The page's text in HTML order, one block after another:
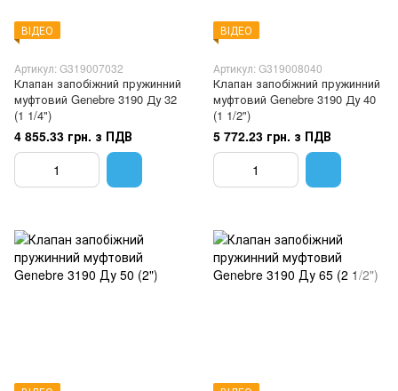
ВІДЕО
Артикул: G319007032
Клапан запобіжний пружинний
муфтовий Genebre 3190 Ду 32
(1 1/4")
4 855.33 грн. з ПДВ
ВІДЕО
Артикул: G319008040
Клапан запобіжний пружинний
муфтовий Genebre 3190 Ду 40
(1 1/2")
5 772.23 грн. з ПДВ